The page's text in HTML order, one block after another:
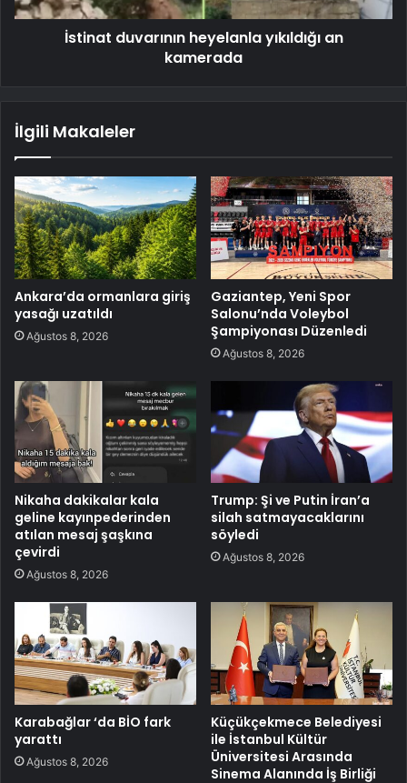
İstinat duvarının heyelanla yıkıldığı an
kamerada
İlgili Makaleler
Ankara’da ormanlara giriş
yasağı uzatıldı
Ağustos 8, 2026
Gaziantep, Yeni Spor
Salonu’nda Voleybol
Şampiyonası Düzenledi
Ağustos 8, 2026
Nikaha dakikalar kala
geline kayınpederinden
atılan mesaj şaşkına
çevirdi
Ağustos 8, 2026
Trump: Şi ve Putin İran’a
silah satmayacaklarını
söyledi
Ağustos 8, 2026
Karabağlar ‘da BİO fark
yarattı
Ağustos 8, 2026
Küçükçekmece Belediyesi
ile İstanbul Kültür
Üniversitesi Arasında
Sinema Alanında İş Birliği